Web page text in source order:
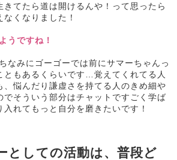
きてたら道は開けるんや！って思ったら
くなりました！
うですね！
なみにゴーゴーでは前にサマーちゃんっ
ともあるくらいです…覚えてくれてる人
、悩んだり謙虚さを持てる人のきめ細や
でそういう部分はチャットですごく学ば
れてもっと自分を磨きたいです！
としての活動は、普段ど